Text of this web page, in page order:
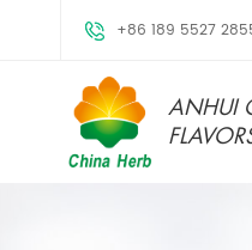
+86 189 5527
ANHUI